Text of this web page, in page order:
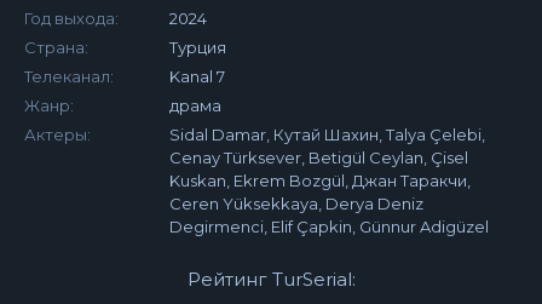
Год выхода:
2024
Страна:
Турция
Телеканал:
Kanal 7
Жанр:
драма
Актеры:
Sidal Damar, Кутай Шахин, Talya Çelebi,
Cenay Türksever, Betigül Ceylan, Çisel
Kuskan, Ekrem Bozgül, Джан Таракчи,
Ceren Yüksekkaya, Derya Deniz
Degirmenci, Elif Çapkin, Günnur Adigüzel
Рейтинг TurSerial: